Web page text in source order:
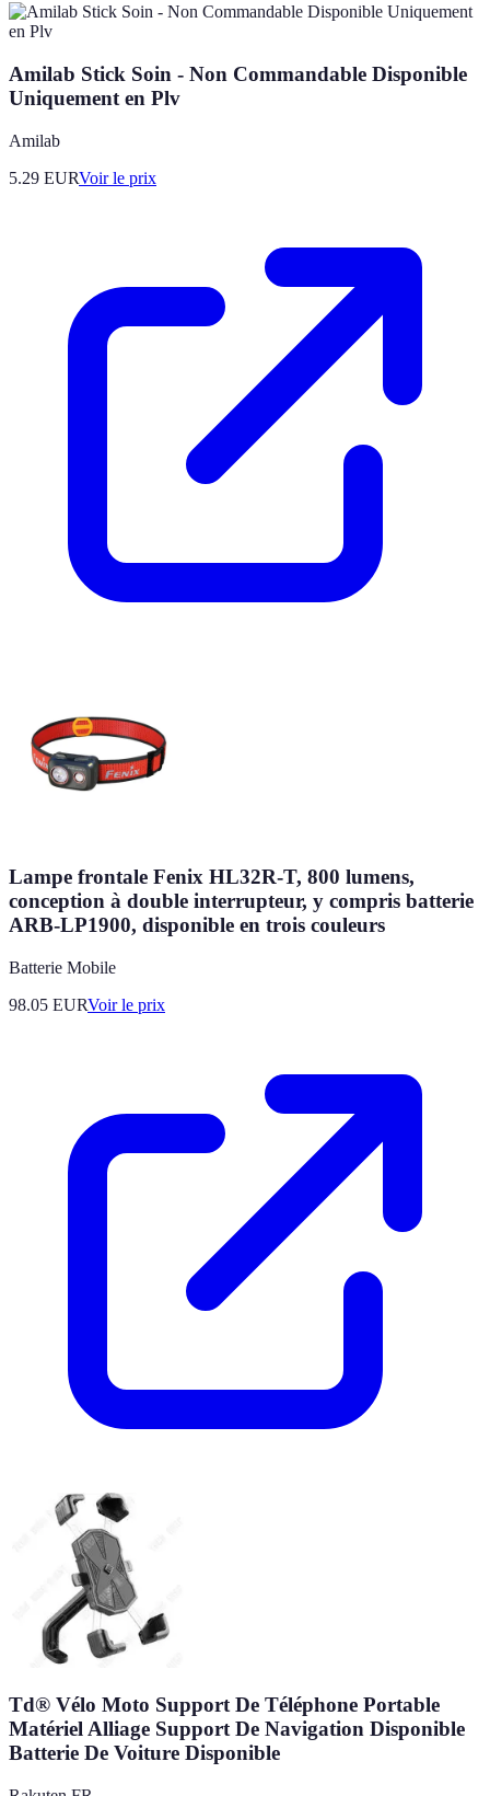
Amilab Stick Soin - Non Commandable Disponible
Uniquement en Plv
Amilab
5.29 EURVoir le prix
Lampe frontale Fenix HL32R-T, 800 lumens,
conception à double interrupteur, y compris batterie
ARB-LP1900, disponible en trois couleurs
Batterie Mobile
98.05 EURVoir le prix
Td® Vélo Moto Support De Téléphone Portable
Matériel Alliage Support De Navigation Disponible
Batterie De Voiture Disponible